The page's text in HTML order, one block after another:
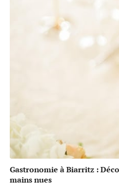
Gastronomie à Biarritz :
mains nues